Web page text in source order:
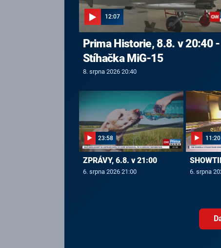
12:07
Prima Historie, 8.8. v 20:40 -
Stíhačka MiG-15
8. srpna 2026 20:40
23:58
ZPRÁVY, 6.8. v 21:00
6. srpna 2026 21:00
11:20
6. srpna